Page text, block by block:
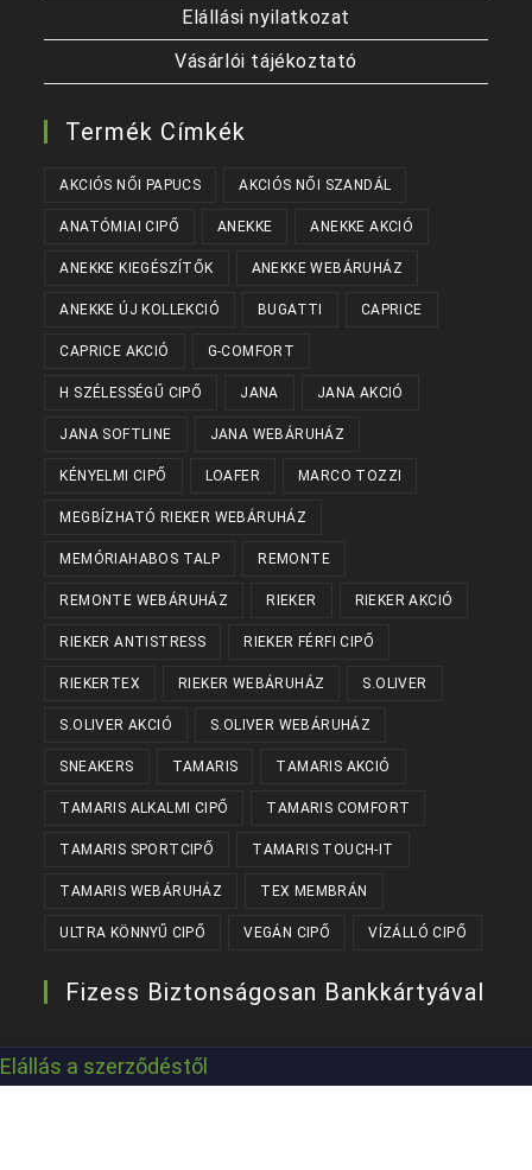
Elállási nyilatkozat
Vásárlói tájékoztató
Termék Címkék
AKCIÓS NŐI PAPUCS AKCIÓS NŐI SZANDÁL
ANATÓMIAI CIPŐ ANEKKE ANEKKE AKCIÓ
ANEKKE KIEGÉSZÍTŐK ANEKKE WEBÁRUHÁZ
ANEKKE ÚJ KOLLEKCIÓ BUGATTI CAPRICE
CAPRICE AKCIÓ G-COMFORT
H SZÉLESSÉGŰ CIPŐ JANA JANA AKCIÓ
JANA SOFTLINE JANA WEBÁRUHÁZ
KÉNYELMI CIPŐ LOAFER MARCO TOZZI
MEGBÍZHATÓ RIEKER WEBÁRUHÁZ
MEMÓRIAHABOS TALP REMONTE
REMONTE WEBÁRUHÁZ RIEKER RIEKER AKCIÓ
RIEKER ANTISTRESS RIEKER FÉRFI CIPŐ
RIEKERTEX RIEKER WEBÁRUHÁZ S.OLIVER
S.OLIVER AKCIÓ S.OLIVER WEBÁRUHÁZ
SNEAKERS TAMARIS TAMARIS AKCIÓ
TAMARIS ALKALMI CIPŐ TAMARIS COMFORT
TAMARIS SPORTCIPŐ TAMARIS TOUCH-IT
TAMARIS WEBÁRUHÁZ TEX MEMBRÁN
ULTRA KÖNNYŰ CIPŐ VEGÁN CIPŐ VÍZÁLLÓ CIPŐ
Fizess Biztonságosan Bankkártyával
Elállás a szerződéstől